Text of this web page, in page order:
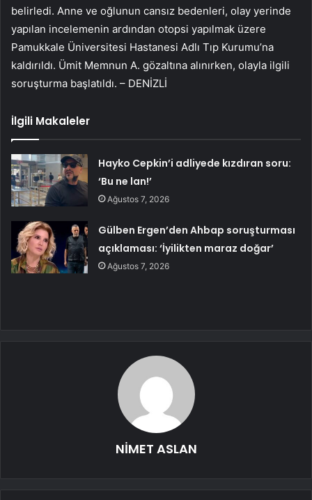
belirledi. Anne ve oğlunun cansız bedenleri, olay yerinde
yapılan incelemenin ardından otopsi yapılmak üzere
Pamukkale Üniversitesi Hastanesi Adlı Tıp Kurumu’na
kaldırıldı. Ümit Memnun A. gözaltına alınırken, olayla ilgili
soruşturma başlatıldı. – DENİZLİ
İlgili Makaleler
Hayko Cepkin’i adliyede kızdıran soru:
‘Bu ne lan!’
Ağustos 7, 2026
Gülben Ergen’den Ahbap soruşturması
açıklaması: ‘İyilikten maraz doğar’
Ağustos 7, 2026
NİMET ASLAN